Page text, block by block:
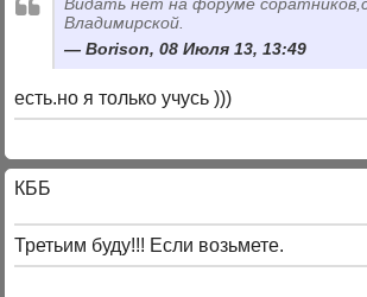
Видать нет на форуме
Владимирской.
Borison, 08 Июля 13, 13:49
есть.но я только учусь )))
КББ
Третьим буду!!! Если возьмете.